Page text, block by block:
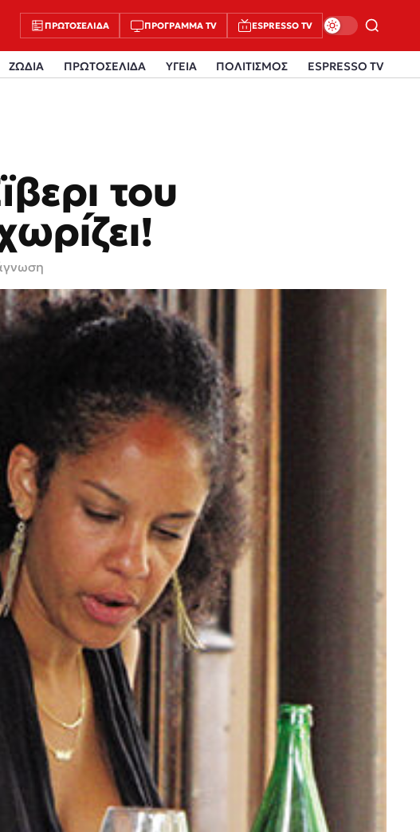
ΠΡΩΤΟΣΈΛΙΔΑ ΠΡΌΓΡΑΜΜΑ TV ESPRESSO TV
ΖΩΔΙΑ ΠΡΩΤΟΣΕΛΙΔΑ ΥΓΕΙΑ ΠΟΛΙΤΙΣΜΟΣ ESPRESSO TV
του